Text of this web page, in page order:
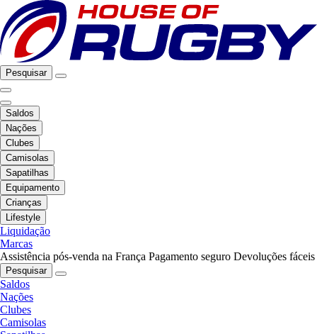
Pesquisar
Saldos
Nações
Clubes
Camisolas
Sapatilhas
Equipamento
Crianças
Lifestyle
Liquidação
Marcas
Assistência pós-venda na França Pagamento seguro Devoluções fáceis
Pesquisar
Saldos
Nações
Clubes
Camisolas